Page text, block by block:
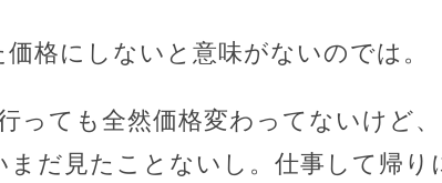
格にしないと意味がないのでは。
っても全然価格変わってないけど
まだ見たことないし。仕事して帰り